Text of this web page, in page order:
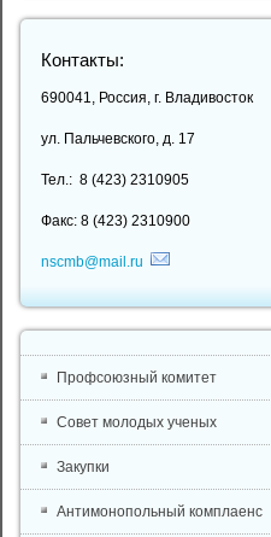
Контакты:
690041, Россия, г. Владивосток
ул. Пальчевского, д. 17
Тел.: 8 (423) 2310905
Факс: 8 (423) 2310900
nscmb@mail.ru
Профсоюзный комитет
Совет молодых ученых
Закупки
Антимонопольный комплаенс